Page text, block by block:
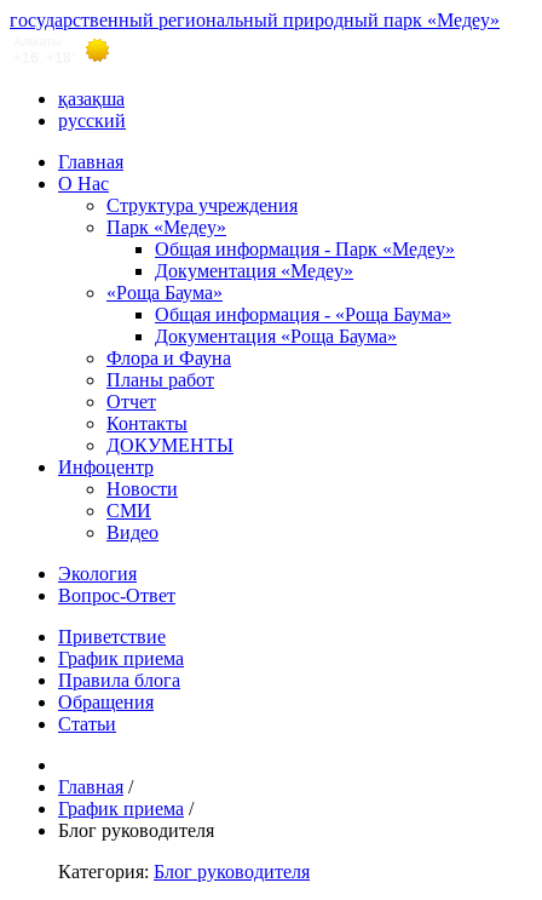
государственный региональный природный парк «Медеу»
қазақша
русский
Главная
О Нас
Структура учреждения
Парк «Медеу»
Общая информация - Парк «Медеу»
Документация «Медеу»
«Роща Баума»
Общая информация - «Роща Баума»
Документация «Роща Баума»
Флора и Фауна
Планы работ
Отчет
Контакты
ДОКУМЕНТЫ
Инфоцентр
Новости
СМИ
Видео
Экология
Вопрос-Ответ
Приветствие
График приема
Правила блога
Обращения
Статьи
Главная /
График приема /
Блог руководителя
Категория: Блог руководителя